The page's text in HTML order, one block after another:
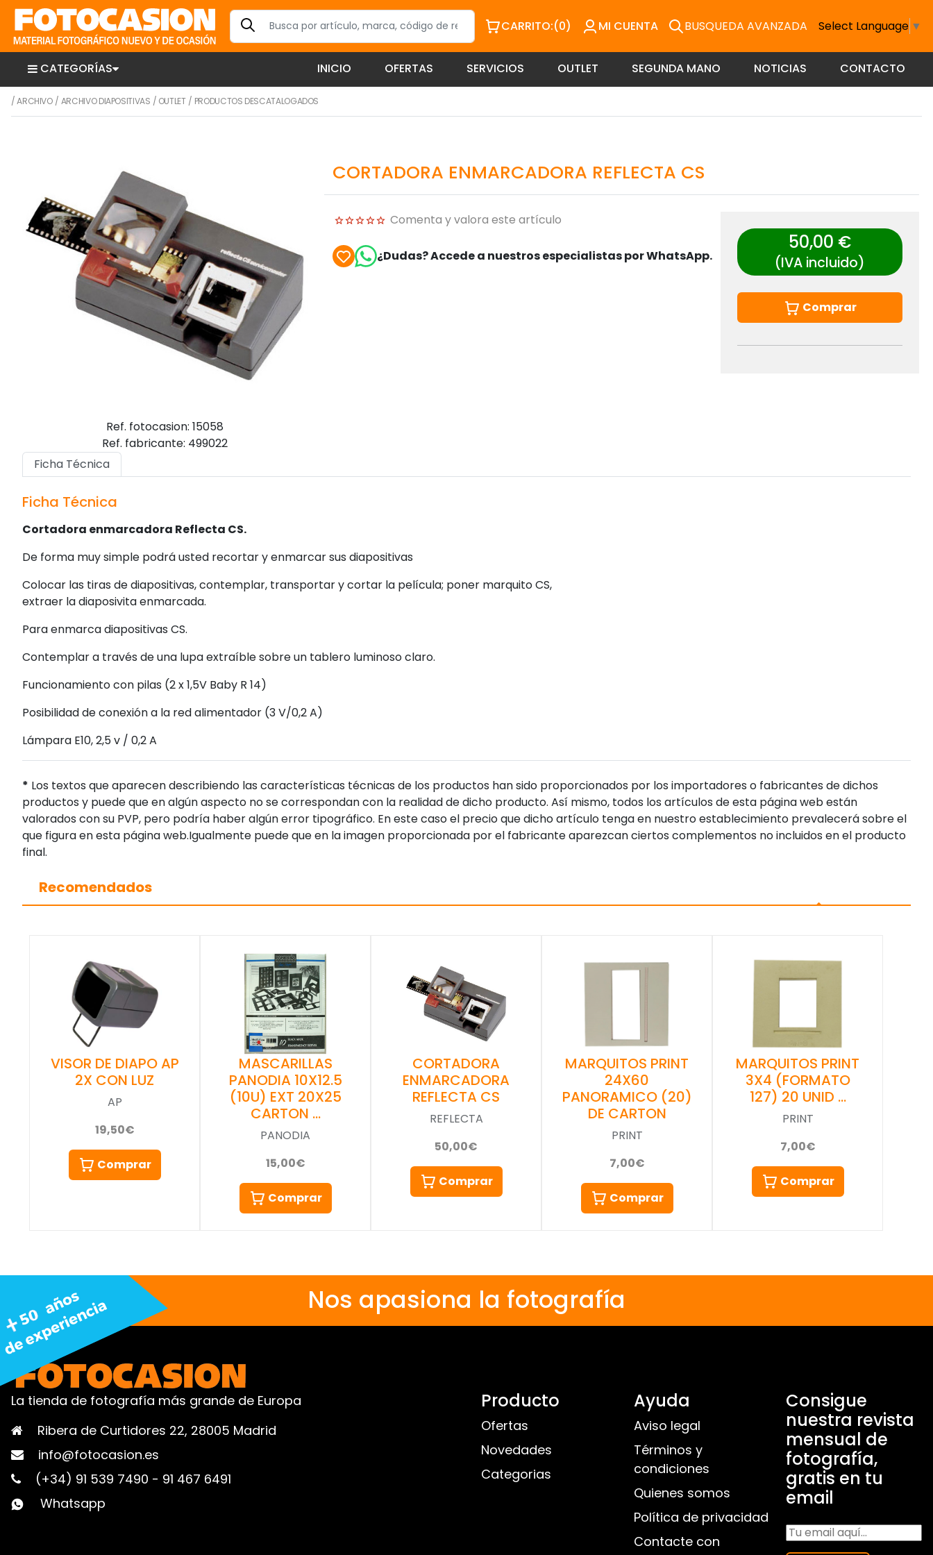
CARRITO:(0) MI CUENTA BUSQUEDA AVANZADA Select Language ▼
CATEGORÍAS INICIO OFERTAS SERVICIOS OUTLET SEGUNDA MANO NOTICIAS CONTACTO
/ARCHIVO/ ARCHIVO DIAPOSITIVAS / OUTLET/ PRODUCTOS DESCATALOGADOS
Ref. fotocasion: 15058
Ref. fabricante: 499022
CORTADORA ENMARCADORA REFLECTA CS
Comenta y valora este artículo
¿Dudas? Accede a nuestros especialistas por WhatsApp.
50,00 €
(IVA incluido)
Comprar
Ficha Técnica
Ficha Técnica
Cortadora enmarcadora Reflecta CS.
De forma muy simple podrá usted recortar y enmarcar sus diapositivas
Colocar las tiras de diapositivas, contemplar, transportar y cortar la película; poner marquito CS,
extraer la diaposivita enmarcada.
Para enmarca diapositivas CS.
Contemplar a través de una lupa extraíble sobre un tablero luminoso claro.
Funcionamiento con pilas (2 x 1,5V Baby R 14)
Posibilidad de conexión a la red alimentador (3 V/0,2 A)
Lámpara E10, 2,5 v / 0,2 A
* Los textos que aparecen describiendo las características técnicas de los productos han sido proporcionados por los importadores o fabricantes de dichos
productos y puede que en algún aspecto no se correspondan con la realidad de dicho producto. Así mismo, todos los artículos de esta página web están
valorados con su PVP, pero podría haber algún error tipográfico. En este caso el precio que dicho artículo tenga en nuestro establecimiento prevalecerá sobre el
que figura en esta página web.Igualmente puede que en la imagen proporcionada por el fabricante aparezcan ciertos complementos no incluidos en el producto
final.
Recomendados
VISOR DE DIAPO AP
2X CON LUZ
AP
19,50€
Comprar
MASCARILLAS
PANODIA 10X12.5
(10U) EXT 20X25
CARTON …
PANODIA
15,00€
Comprar
CORTADORA
ENMARCADORA
REFLECTA CS
REFLECTA
50,00€
Comprar
MARQUITOS PRINT
24X60
PANORAMICO (20)
DE CARTON
PRINT
7,00€
Comprar
MARQUITOS PRINT
3X4 (FORMATO
127) 20 UNID …
PRINT
7,00€
Comprar
Nos apasiona la fotografía
La tienda de fotografía más grande de Europa
Ribera de Curtidores 22, 28005 Madrid
info@fotocasion.es
(+34) 91 539 7490 - 91 467 6491
Whatsapp
Producto
Ofertas
Novedades
Categorias
Ayuda
Aviso legal
Términos y
condiciones
Quienes somos
Política de privacidad
Contacte con
Consigue
nuestra revista
mensual de
fotografía,
gratis en tu
email